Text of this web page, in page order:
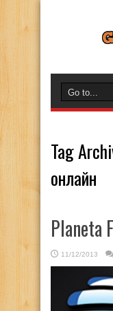
Tag
онлайн
Planeta
11/12/2013